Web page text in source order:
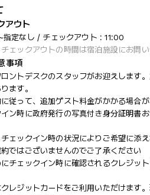
アウト
定なし / チェックアウト : 11:00
ェックアウトの時間は宿泊施設にお問い
事項
ントデスクのスタッフがお迎えします
ます。
従って、追加ゲスト料金がかかる場合
ン時に政府発行の写真付き身分証明書
ェックイン時の状況によりご希望に添
ではございませんのでご了承ください
チェックイン時に確認されるクレジッ
レジットカードをご利用いただけます